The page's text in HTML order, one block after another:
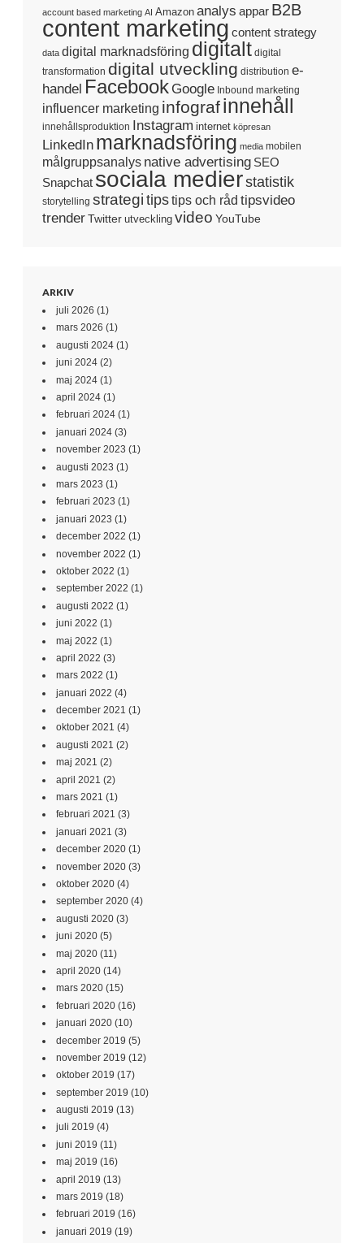
account based marketing AI Amazon analys appar B2B
content marketing content strategy
data digital marknadsföring digitalt digital
transformation digital utveckling distribution e-
handel Facebook Google Inbound marketing
influencer marketing infografinnehåll
innehållsproduktion Instagram internet köpresan
LinkedIn marknadsföring media mobilen
målgruppsanalys native advertising SEO
Snapchat sociala medierstatistik
storytelling strategi tipstips och råd tipsvideo
trenderTwitter utveckling video YouTube
ARKIV
juli 2026 (1)
mars 2026 (1)
augusti 2024 (1)
juni 2024 (2)
maj 2024 (1)
april 2024 (1)
februari 2024 (1)
januari 2024 (3)
november 2023 (1)
augusti 2023 (1)
mars 2023 (1)
februari 2023 (1)
januari 2023 (1)
december 2022 (1)
november 2022 (1)
oktober 2022 (1)
september 2022 (1)
augusti 2022 (1)
juni 2022 (1)
maj 2022 (1)
april 2022 (3)
mars 2022 (1)
januari 2022 (4)
december 2021 (1)
oktober 2021 (4)
augusti 2021 (2)
maj 2021 (2)
april 2021 (2)
mars 2021 (1)
februari 2021 (3)
januari 2021 (3)
december 2020 (1)
november 2020 (3)
oktober 2020 (4)
september 2020 (4)
augusti 2020 (3)
juni 2020 (5)
maj 2020 (11)
april 2020 (14)
mars 2020 (15)
februari 2020 (16)
januari 2020 (10)
december 2019 (5)
november 2019 (12)
oktober 2019 (17)
september 2019 (10)
augusti 2019 (13)
juli 2019 (4)
juni 2019 (11)
maj 2019 (16)
april 2019 (13)
mars 2019 (18)
februari 2019 (16)
januari 2019 (19)